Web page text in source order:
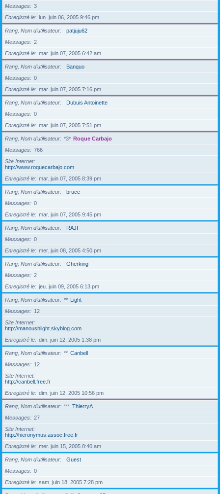
Messages
3
Enregistré le
lun. juin 06, 2005 9:46 pm
Rang, Nom d’utilisateur
patjuju62
Messages
2
Enregistré le
mar. juin 07, 2005 6:42 am
Rang, Nom d’utilisateur
Banquo
Messages
0
Enregistré le
mar. juin 07, 2005 7:16 pm
Rang, Nom d’utilisateur
Dubuis Antoinette
Messages
0
Enregistré le
mar. juin 07, 2005 7:51 pm
Rang, Nom d’utilisateur *3* Roque Carbajo
Messages
766
Site Internet
http://www.roquecarbajo.com
Enregistré le
mar. juin 07, 2005 8:39 pm
Rang, Nom d’utilisateur
bruce
Messages
0
Enregistré le
mar. juin 07, 2005 9:45 pm
Rang, Nom d’utilisateur
RAJI
Messages
0
Enregistré le
mer. juin 08, 2005 4:50 pm
Rang, Nom d’utilisateur
Gherking
Messages
2
Enregistré le
jeu. juin 09, 2005 6:13 pm
Rang, Nom d’utilisateur ** Light
Messages
12
Site Internet
http://manoushlight.skyblog.com
Enregistré le
dim. juin 12, 2005 1:38 pm
Rang, Nom d’utilisateur ** Canbell
Messages
12
Site Internet
http://canbell.free.fr
Enregistré le
dim. juin 12, 2005 10:56 pm
Rang, Nom d’utilisateur *** ThierryA
Messages
27
Site Internet
http://hieronymus.assoc.free.fr
Enregistré le
mer. juin 15, 2005 8:40 am
Rang, Nom d’utilisateur
Guest
Messages
0
Enregistré le
sam. juin 18, 2005 7:28 pm